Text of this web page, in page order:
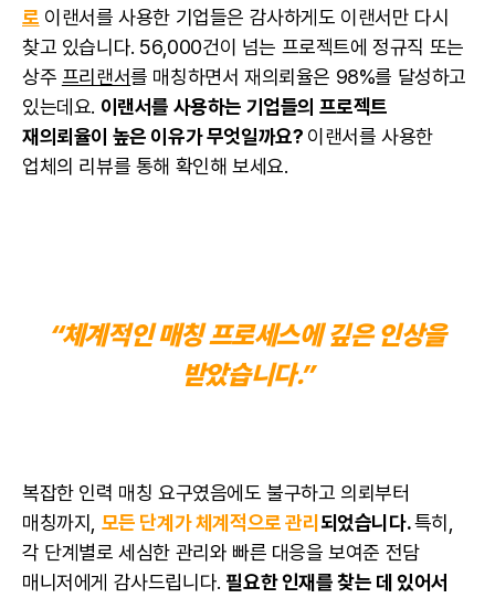
로 이랜서를 사용한 기업들은 감사하게도 이랜서만 다시
찾고 있습니다. 56,000건이 넘는 프로젝트에 정규직 또는
상주 프리랜서를 매칭하면서 재의뢰율은 98%를 달성하고
있는데요. 이랜서를 사용하는 기업들의 프로젝트
재의뢰율이 높은 이유가 무엇일까요? 이랜서를 사용한
업체의 리뷰를 통해 확인해 보세요.
“체계적인 매칭 프로세스에 깊은 인상을
받았습니다.”
복잡한 인력 매칭 요구였음에도 불구하고 의뢰부터
매칭까지, 모든 단계가 체계적으로 관리되었습니다.특히,
각 단계별로 세심한 관리와 빠른 대응을 보여준 전담
매니저에게 감사드립니다. 필요한 인재를 찾는 데 있어서